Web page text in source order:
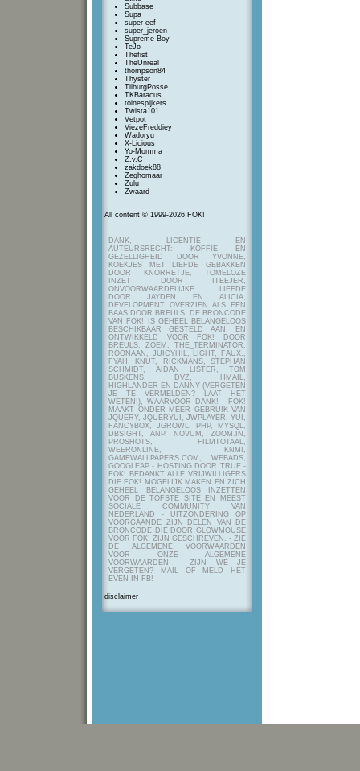
Subbase
Supa
super-eef
super_jeroen
Supreme-Boy
TeJo
Thefist
TheUnreal
thompson84
Thyster
TilburgPosse
TKBaracus
toinespijkers
Twista101
Vetpot
ViezeFreddiey
Wadoryu
X-Licious
Yo-Momma
Z.v.C
zakdoek88
Zeghomaar
Zulu
Zwaard
All content © 1999-2026 FOK!
DANK, LICENTIE EN
AUTEURSRECHT: KOFFIE EN
GEZELLIGHEID DOOR YVONNE,
KOEKJES MET LIEFDE GEBAKKEN
DOOR KNORRETJE, TOMELOZE
INZET DOOR ITEEJER,
ONVOORWAARDELIJKE LIEFDE
DOOR JAYDEN EN ALICIA,
DEVELOPMENT OVERZIEN ALS EEN
BAAS DOOR BREULS. DE BRONCODE
VAN FOK! IS GEHEEL BELANGELOOS
BESCHIKBAAR GESTELD AAN, EN
ONTWIKKELD VOOR FOK! DOOR
BREULS, ZOEM, THE_TERMINATOR,
ROONAAN, JUICYHIL, LIGHT, FAUX.,
FYAH, KNUT, RICKMANS, STEPHAN
SCHMIDT, AIDAN LISTER, TOM
BUSKENS, DVZ, HMAIL,
HIGHLANDER EN DANNY (VERGETEN
JE TE VERMELDEN? LAAT HET
WETEN!), WAARVOOR DANK! - FOK!
MAAKT ONDER MEER GEBRUIK VAN
JQUERY, JQUERYUI, JWPLAYER, YUI,
FANCYBOX, JGROWL, PHP, MYSQL,
DBSIGHT, ANP, NOVUM, ZOOM.IN,
PROSHOTS, FILMTOTAAL,
WEERONLINE, KNMI,
GAMEWALLPAPERS.COM, WEBADS,
GOOGLEAP - HOSTING DOOR TRUE -
FOK! BEDANKT ALLE VRIJWILLIGERS
DIE FOK! MOGELIJK MAKEN EN ZICH
GEHEEL BELANGELOOS INZETTEN
VOOR DE TOFSTE SITE EN MEEST
SOCIALE COMMUNITY VAN
NEDERLAND - UITZONDERING OP
VOORGAANDE ZIJN DELEN VAN DE
BRONCODE DIE DOOR GLOWMOUSE
VOOR FOK! ZIJN GESCHREVEN. - ZIE
DE ALGEMENE VOORWAARDEN
VOOR ONZE ALGEMENE
VOORWAARDEN - ZIJN WE JE
VERGETEN? MAIL OF MELD HET
EVEN IN FB!
disclaimer